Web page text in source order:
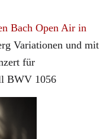
Bach Open Air in
Variationen und mit
für
BWV 1056